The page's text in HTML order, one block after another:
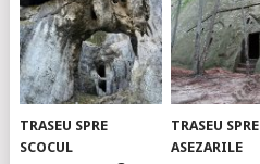
TRASEU SPRE
SCOCUL
TRASEU SPRE
ASEZARILE